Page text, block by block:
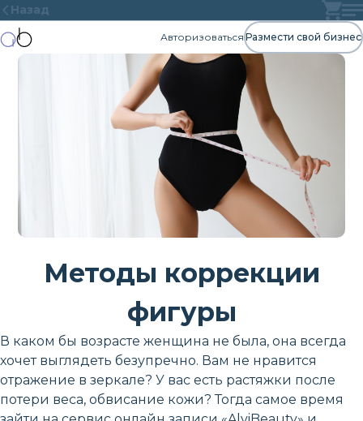
Назад
Авторизоваться Размести свой бизнес
Методы коррекции
фигуры
В каком бы возрасте женщина не была, она всегда
хочет выглядеть безупречно. Вам не нравится
отражение в зеркале? У вас есть растяжки после
потери веса, обвисание кожи? Тогда самое время